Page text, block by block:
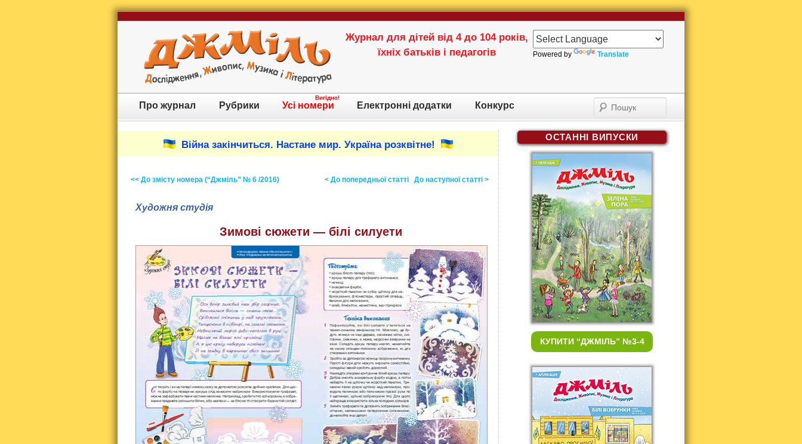
Powered by Translate
Журнал для дітей від 4 до 104 років,
їхніх батьків і педагогів
Про журнал Рубрики Усі номери
Вигідно!
Електронні додатки Конкурс
Війна закінчиться. Настане мир. Україна розквітне!
<< До змісту номера (“Джміль” № 6 /2016) < До попередньої статті До наступної статті >
Художня студія
Зимові сюжети — білі силуети
ОСТАННІ ВИПУСКИ
КУПИТИ “ДЖМІЛЬ” №3-4